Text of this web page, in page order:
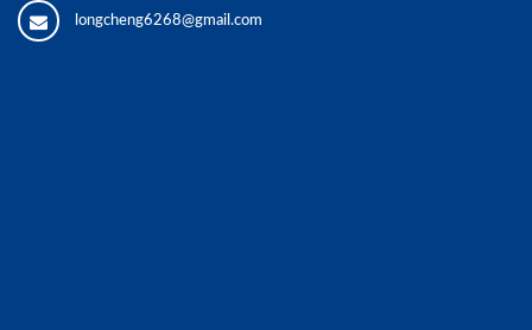
longcheng6268@gmail.com